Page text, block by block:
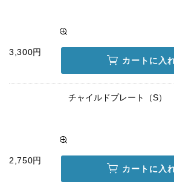
3,300円
カートに入
チャイルドプレート（S）
2,750円
カートに入